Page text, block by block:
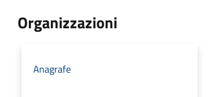
Organizzazioni
Anagrafe